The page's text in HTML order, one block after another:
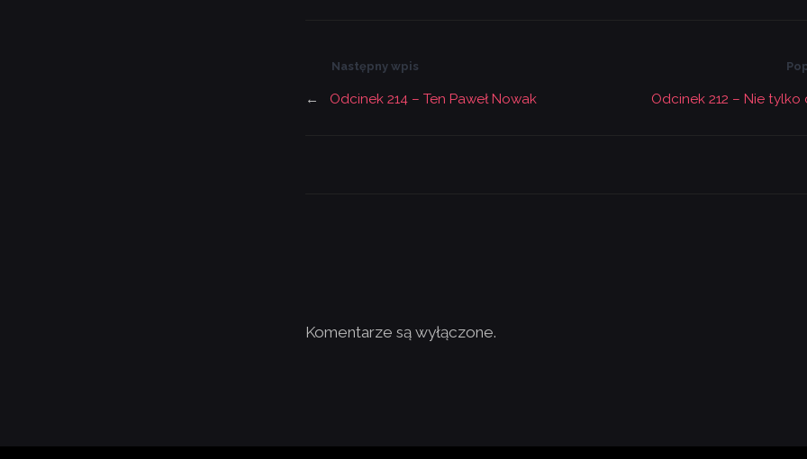
Odcinek 212 – Nie
Następny wpis
← Odcinek 214 – Ten Paweł Nowak
Komentarze są wyłączone.